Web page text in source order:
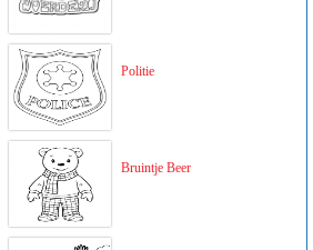
Politie
Bruintje Beer